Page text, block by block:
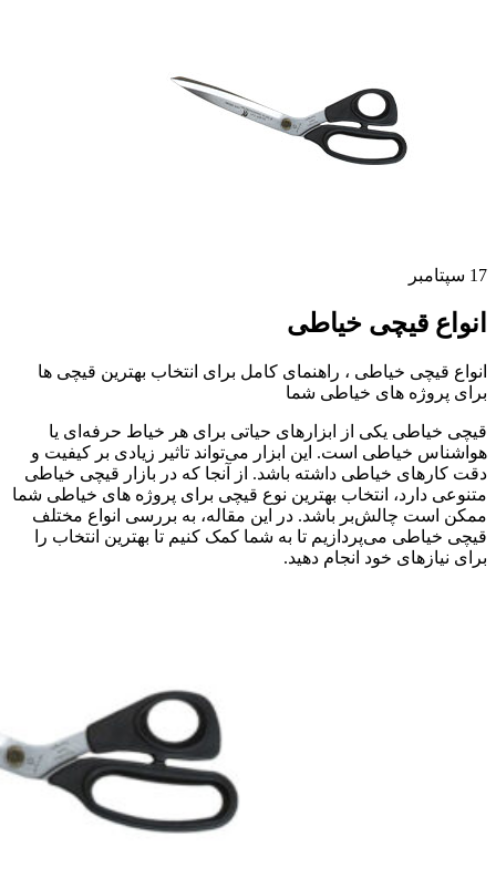
17 سپتامبر
انواع قیچی خیاطی
انواع قیچی خیاطی ، راهنمای کامل برای انتخاب بهترین قیچی ها
برای پروژه های خیاطی شما
قیچی خیاطی یکی از ابزارهای حیاتی برای هر خیاط حرفه‌ای یا
هواشناس خیاطی است. این ابزار می‌تواند تاثیر زیادی بر کیفیت و
دقت کارهای خیاطی داشته باشد. از آنجا که در بازار قیچی خیاطی
متنوعی دارد، انتخاب بهترین نوع قیچی برای پروژه های خیاطی شما
ممکن است چالش‌بر باشد. در این مقاله، به بررسی انواع مختلف
قیچی خیاطی می‌پردازیم تا به شما کمک کنیم تا بهترین انتخاب را
برای نیازهای خود انجام دهید.